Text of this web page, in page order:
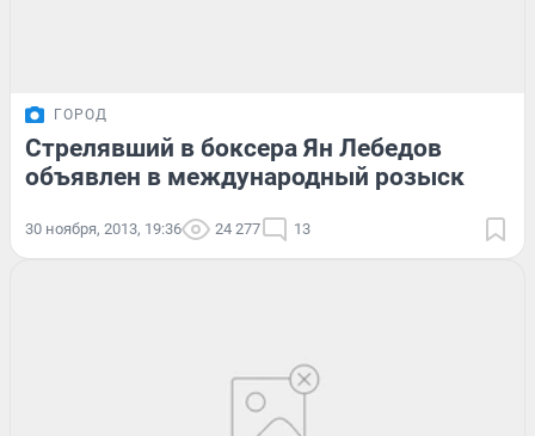
ГОРОД
Стрелявший в боксера Ян Лебедов
объявлен в международный розыск
30 ноября, 2013, 19:36 24 277 13